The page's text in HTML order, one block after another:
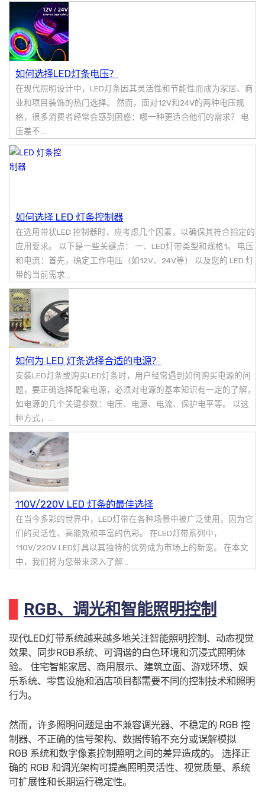
如何选择LED灯条电压？
在现代照明设计中，LED灯条因其灵活性和节能性而成为家居、商
业和项目装饰的热门选择。 然而，面对12V和24V的两种电压规
格，很多消费者经常会感到困惑：哪一种更适合他们的需求？ 电
压差不...
如何选择 LED 灯条控制器
在选用带状LED 控制器时，应考虑几个因素，以确保其符合指定的
应用要求。 以下是一些关键点： 一、LED灯带类型和规格1。 电压
和电流：首先，确定工作电压（如12V、24V等） 以及您的 LED 灯
带的当前需求...
如何为 LED 灯条选择合适的电源？
安装LED灯条或购买LED灯条时，用户经常遇到如何购买电源的问
题，要正确选择配套电源，必须对电源的基本知识有一定的了解，
如电源的几个关键参数：电压、电源、电流、保护电平等。 以这
种方式，...
110V/220V LED 灯条的最佳选择
在当今多彩的世界中，LED灯带在各种场景中被广泛使用，因为它
们的灵活性、高能效和丰富的色彩。 在LED灯带系列中，
110V/220V LED灯具以其独特的优势成为市场上的新宠。 在本文
中，我们将为您带来深入了解...
RGB、调光和智能照明控制
现代LED灯带系统越来越多地关注智能照明控制、动态视觉
效果、同步RGB系统、可调谐的白色环境和沉浸式照明体
验。 住宅智能家居、商用展示、建筑立面、游戏环境、娱
乐系统、零售设施和酒店项目都需要不同的控制技术和照明
行为。
然而，许多照明问题是由不兼容调光器、不稳定的 RGB 控
制器、不正确的信号架构、数据传输不充分或误解模拟
RGB 系统和数字像素控制照明之间的差异造成的。 选择正
确的 RGB 和调光架构可提高照明灵活性、视觉质量、系统
可扩展性和长期运行稳定性。